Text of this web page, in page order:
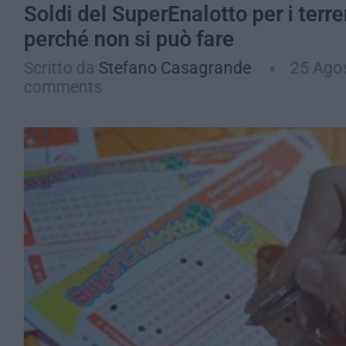
Soldi del SuperEnalotto per i
perché non si può fare
Scritto da Stefano Casagrande 25
comments